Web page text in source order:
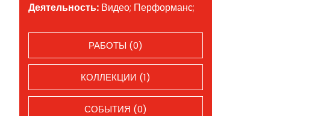
Деятельность: Видео; Перформанс;
РАБОТЫ (0)
КОЛЛЕКЦИИ (1)
СОБЫТИЯ (0)